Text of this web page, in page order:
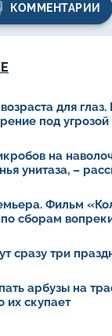
КОММЕНТАРИИ
для
под угрозой
на
унитаза, –
Фильм
сборам
сразу три
арбузы на
их скупает